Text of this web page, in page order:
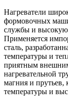
Нагреватели
формовочных
службы и высокую
Применяется
сталь,
температуры и
приятным
нагревательной
магния и прутьев,
температуры и